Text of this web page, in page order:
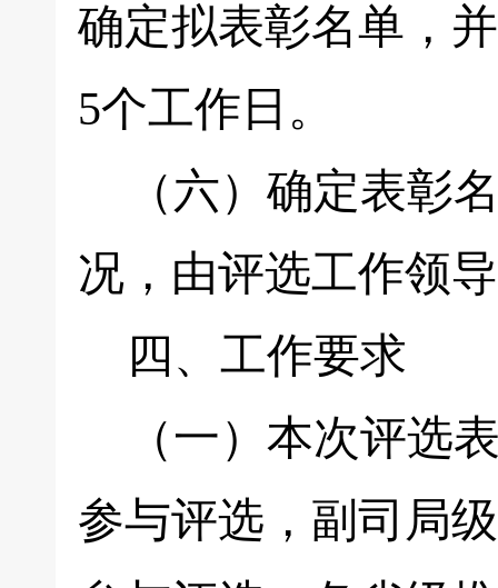
确定拟表彰名单，
5个工作日。
（六）确定表彰
况，由评选工作领
四、工作要求
（一）本次评选
参与评选，副司局